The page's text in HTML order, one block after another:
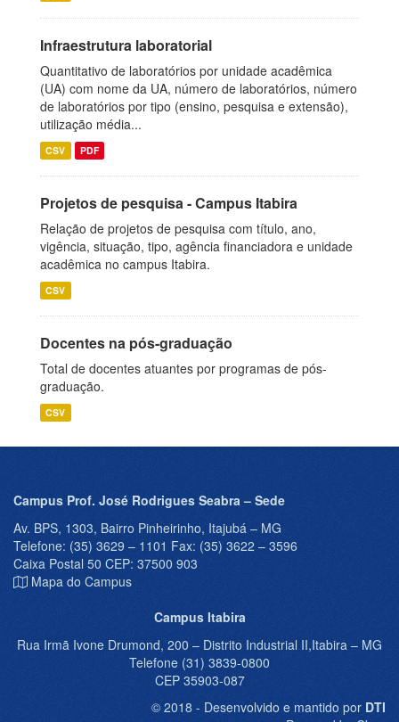
Infraestrutura laboratorial
Quantitativo de laboratórios por unidade acadêmica
(UA) com nome da UA, número de laboratórios, número
de laboratórios por tipo (ensino, pesquisa e extensão),
utilização média...
CSV PDF
Projetos de pesquisa - Campus Itabira
Relação de projetos de pesquisa com título, ano,
vigência, situação, tipo, agência financiadora e unidade
acadêmica no campus Itabira.
CSV
Docentes na pós-graduação
Total de docentes atuantes por programas de pós-
graduação.
CSV
Campus Prof. José Rodrigues Seabra – Sede
Av. BPS, 1303, Bairro Pinheirinho, Itajubá – MG
Telefone: (35) 3629 – 1101 Fax: (35) 3622 – 3596
Caixa Postal 50 CEP: 37500 903
Mapa do Campus
Campus Itabira
Rua Irmã Ivone Drumond, 200 – Distrito Industrial II,Itabira – MG
Telefone (31) 3839-0800
CEP 35903-087
© 2018 - Desenvolvido e mantido por DTI